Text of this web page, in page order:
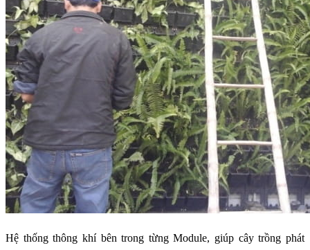
Hệ thống thông khí bên trong từng Module, giúp cây trồng phát